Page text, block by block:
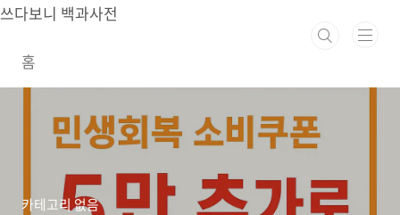
본문 바로가기
쓰다보니 백과사전
홈
카테고리 없음